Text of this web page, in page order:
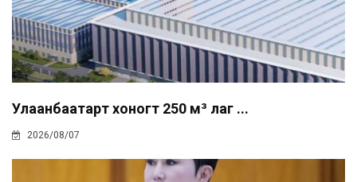
Улаанбаатарт хоногт 250 м³ лаг ...
2026/08/07